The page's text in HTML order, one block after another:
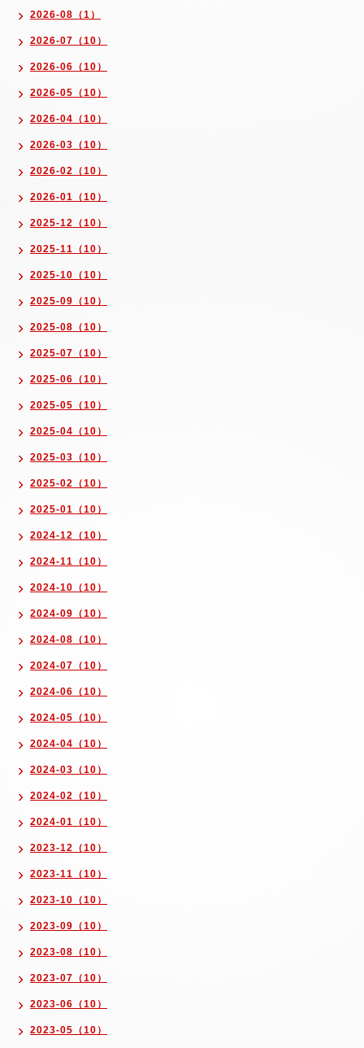
2026-08（1）
2026-07（10）
2026-06（10）
2026-05（10）
2026-04（10）
2026-03（10）
2026-02（10）
2026-01（10）
2025-12（10）
2025-11（10）
2025-10（10）
2025-09（10）
2025-08（10）
2025-07（10）
2025-06（10）
2025-05（10）
2025-04（10）
2025-03（10）
2025-02（10）
2025-01（10）
2024-12（10）
2024-11（10）
2024-10（10）
2024-09（10）
2024-08（10）
2024-07（10）
2024-06（10）
2024-05（10）
2024-04（10）
2024-03（10）
2024-02（10）
2024-01（10）
2023-12（10）
2023-11（10）
2023-10（10）
2023-09（10）
2023-08（10）
2023-07（10）
2023-06（10）
2023-05（10）